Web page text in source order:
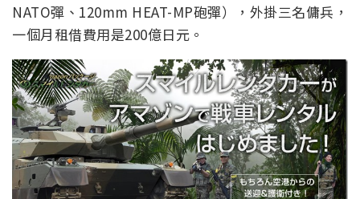
NATO彈、120mm HEAT-MP砲彈），外掛三名傭兵，
一個月租借費用是200億日元。